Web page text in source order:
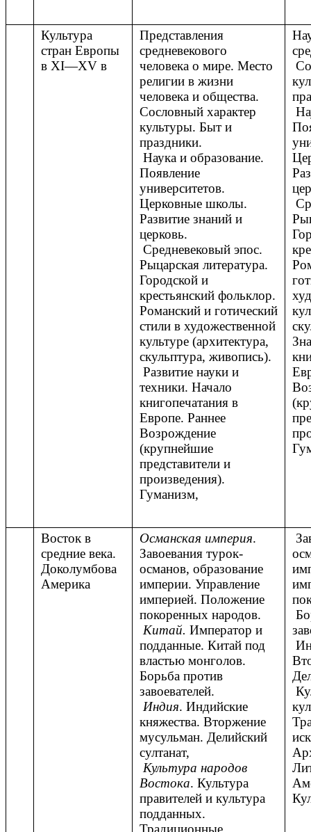
Культура
стран Европы
в XI—XV в
Представления
средневекового
человека о мире. Место
религии в жизни
человека и общества.
Сословный характер
культуры. Быт и
праздники.
Наука и образование.
Появление
университетов.
Церковные школы.
Развитие знаний и
церковь.
Средневековый эпос.
Рыцарская литература.
Городской и
крестьянский фольклор.
Романский и готический
стили в художественной
культуре (архитектура,
скульптура, живопись).
Развитие науки и
техники. Начало
книгопечатания в
Европе. Раннее
Возрождение
(крупнейшие
представители и
произведения).
Гуманизм,
Восток в
средние века.
Доколумбова
Америка
Османская империя.
Завоевания турок-
османов, образование
империи. Управление
империей. Положение
покоренных народов.
Китай. Император и
подданные. Китай под
властью монголов.
Борьба против
завоевателей.
Индия. Индийские
княжества. Вторжение
мусульман. Делийский
султанат,
Культура народов
Востока. Культура
правителей и культура
подданных.
Традиционные